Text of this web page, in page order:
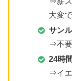
大変
サン
⇒不要
24時
⇒イ